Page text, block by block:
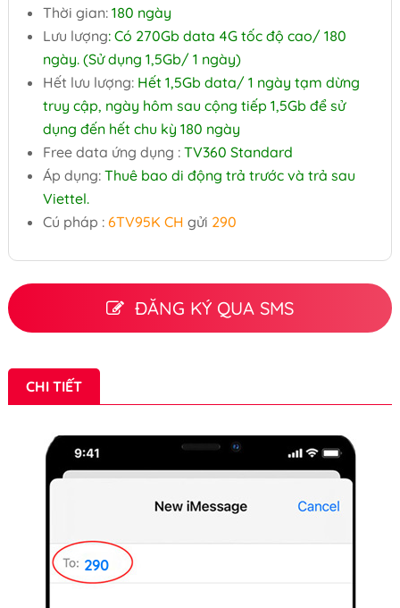
Thời gian: 180 ngày
Lưu lượng: Có 270Gb data 4G tốc độ cao/ 180
ngày. (Sử dụng 1,5Gb/ 1 ngày)
Hết lưu lượng: Hết 1,5Gb data/ 1 ngày tạm dừng
truy cập, ngày hôm sau cộng tiếp 1,5Gb để sử
dụng đến hết chu kỳ 180 ngày
Free data ứng dụng : TV360 Standard
Áp dụng: Thuê bao di động trả trước và trả sau
Viettel.
Cú pháp : 6TV95K CH gửi 290
ĐĂNG KÝ QUA SMS
CHI TIẾT
290